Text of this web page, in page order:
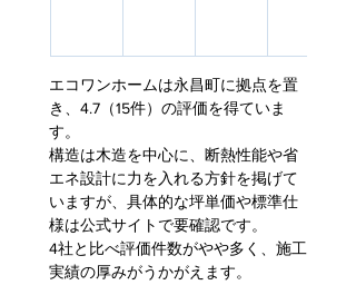
エコワンホームは永昌町に拠点を置
き、4.7（15件）の評価を得ていま
す。
構造は木造を中心に、断熱性能や省
エネ設計に力を入れる方針を掲げて
いますが、具体的な坪単価や標準仕
様は公式サイトで要確認です。
4社と比べ評価件数がやや多く、施工
実績の厚みがうかがえます。